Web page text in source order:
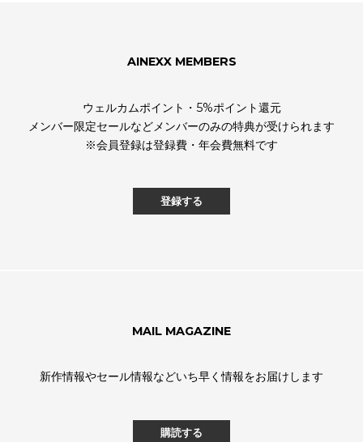
AINEXX MEMBERS
ウェルカムポイント・5%ポイント還元
メンバー限定セールなどメンバーのみの特典が受けられます
※会員登録は登録費・年会費無料です
登録する
MAIL MAGAZINE
新作情報やセール情報などいち早く情報をお届けします
購読する